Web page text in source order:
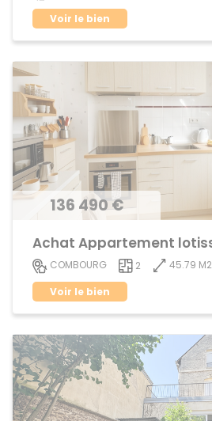
Voir le bien
136 490 €
COMBOURG 2
45.79 M2
Voir le bien